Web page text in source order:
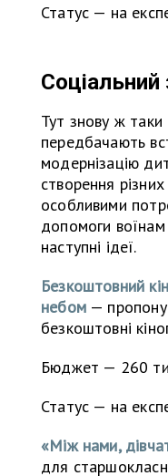
Статус — на
Соціальний
Тут знову ж таки
передбачають
модернізацію
створення
особливими
допомоги
наступні ідеї.
Безкоштовний
небом—
безкоштовні
Бюджет — 260
Статус — на
«Між нами,
для